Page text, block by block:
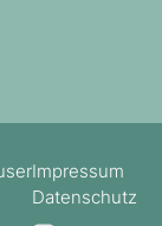
Impressum
Datenschutz